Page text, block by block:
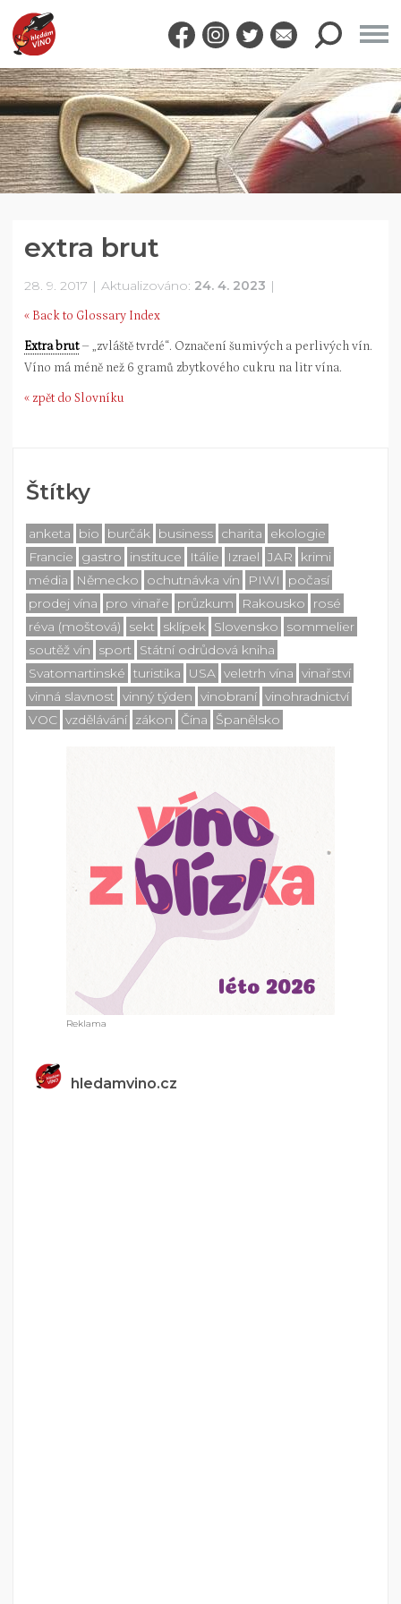
extra brut
28. 9. 2017 Aktualizováno: 24. 4. 2023
« Back to Glossary Index
Extra brut– „zvláště tvrdé“. Označení šumivých a perlivých vín.
Víno má méně než 6 gramů zbytkového cukru na litr vína.
« zpět do Slovníku
Štítky
anketa bio burčák business charita
ekologie
Francie
gastro instituce Itálie Izrael JAR
krimi
média
Německo ochutnávka vín PIWI
počasí
prodej vína
pro vinaře průzkum Rakousko
rosé
réva (moštová)
sekt sklípek Slovensko
sommelier
soutěž vín
sport Státní odrůdová kniha
Svatomartinské turistika USA veletrh vína vinařství
vinná slavnost vinný týden vinobraní vinohradnictví
VOC vzdělávání zákon Čína Španělsko
hledamvino.cz